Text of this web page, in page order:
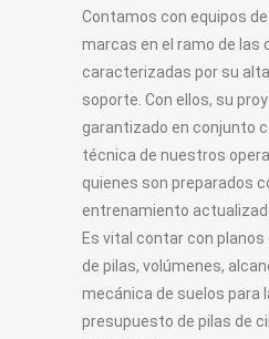
Contamos con equipos
marcas en el ramo de las
caracterizadas por su
soporte. Con ellos, su
garantizado en conjunto
técnica de nuestros
quienes son preparados
entrenamiento
Es vital contar con
de pilas, volúmenes,
mecánica de suelos para
presupuesto de pilas de